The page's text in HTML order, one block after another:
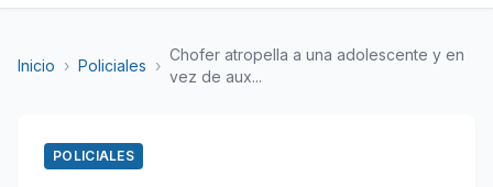
Inicio › Policiales ›
Chofer atropella a una adolescente y en
vez de aux...
POLICIALES